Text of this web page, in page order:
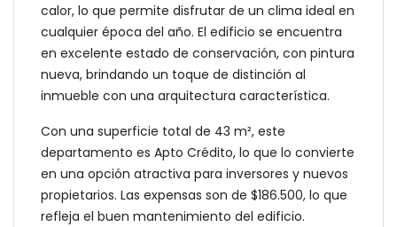
calor, lo que permite disfrutar de un clima ideal en
cualquier época del año. El edificio se encuentra
en excelente estado de conservación, con pintura
nueva, brindando un toque de distinción al
inmueble con una arquitectura característica.
Con una superficie total de 43 m², este
departamento es Apto Crédito, lo que lo convierte
en una opción atractiva para inversores y nuevos
propietarios. Las expensas son de $186.500, lo que
refleja el buen mantenimiento del edificio.